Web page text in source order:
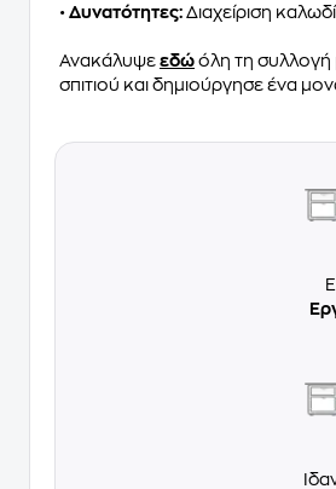
• Δυνατότητες: Διαχείριση
Ανακάλυψε εδώ όλη τη συλλογή
σπιτιού και δημιούργησε ένα